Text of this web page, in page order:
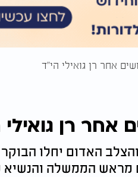
אחר רן גואילי הי"ד
רן גואילי
האדום יחלו
מראש הממשלה